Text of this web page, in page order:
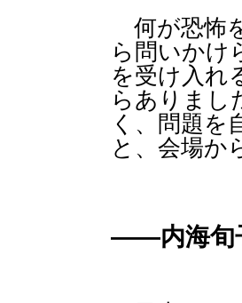
何が恐怖
ら問いかけ
を受け入れ
らありまし
く、問題を
と、会場か
――内海旬